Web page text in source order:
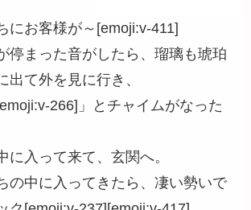
にお客様が～[emoji:v-411]
停まった音がしたら、瑠璃も琥珀
出て外を見に行き、
266]」とチャイムがなった
に入って来て、玄関へ。
の中に入ってきたら、凄い勢いで